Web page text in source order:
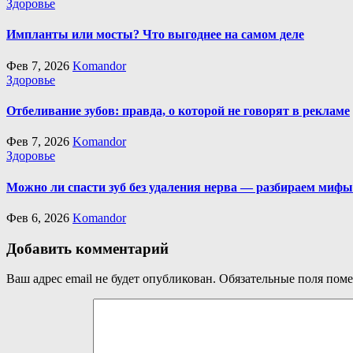
Здоровье
Импланты или мосты? Что выгоднее на самом деле
Фев 7, 2026 Komandor
Здоровье
Отбеливание зубов: правда, о которой не говорят в рекламе
Фев 7, 2026 Komandor
Здоровье
Можно ли спасти зуб без удаления нерва — разбираем мифы
Фев 6, 2026 Komandor
Добавить комментарий
Ваш адрес email не будет опубликован. Обязательные поля